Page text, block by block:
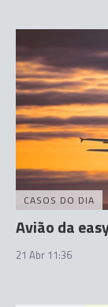
CASOS DO DIA
Avião da
21 Abr 11:36